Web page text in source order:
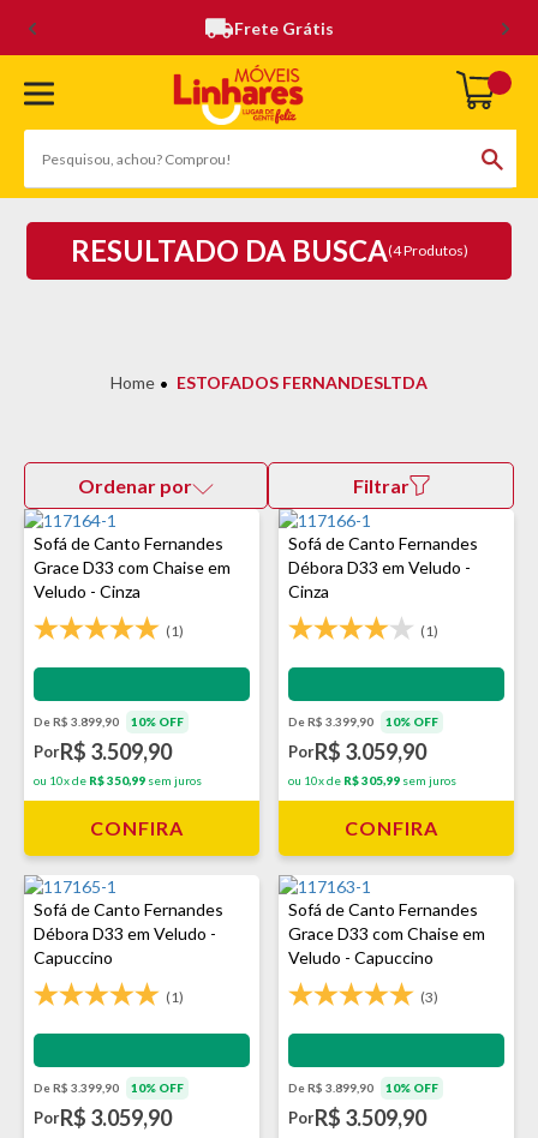
Frete Grátis
RESULTADO DA BUSCA(4 Produtos)
ESTOFADOS FERNANDESLTDA
Ordenar por Filtrar
Sofá de Canto Fernandes
Grace D33 com Chaise em
Veludo - Cinza
(1)
Impermeabilização - VEDA
De R$ 3.899,90 10% OFF
PorR$ 3.509,90
ou 10x de R$ 350,99 sem juros
CONFIRA
Sofá de Canto Fernandes
Débora D33 em Veludo -
Cinza
(1)
Impermeabilização - VEDA
De R$ 3.399,90 10% OFF
PorR$ 3.059,90
ou 10x de R$ 305,99 sem juros
CONFIRA
Sofá de Canto Fernandes
Débora D33 em Veludo -
Capuccino
(1)
Impermeabilização - VEDA
De R$ 3.399,90 10% OFF
PorR$ 3.059,90
Sofá de Canto Fernandes
Grace D33 com Chaise em
Veludo - Capuccino
(3)
Impermeabilização - VEDA
De R$ 3.899,90 10% OFF
PorR$ 3.509,90